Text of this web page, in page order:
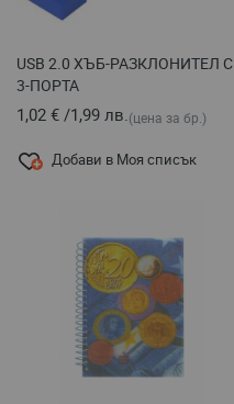
USB 2.0 ХЪБ-РАЗКЛОНИТЕЛ С
3-ПОРТА
1,02 € /1,99 лв.(цена за бр.)
Добави в Моя списък